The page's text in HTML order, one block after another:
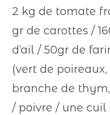
2 kg de tomate
gr de carottes /
d’ail / 50gr de
(vert de
branche de
/ poivre / une cuil